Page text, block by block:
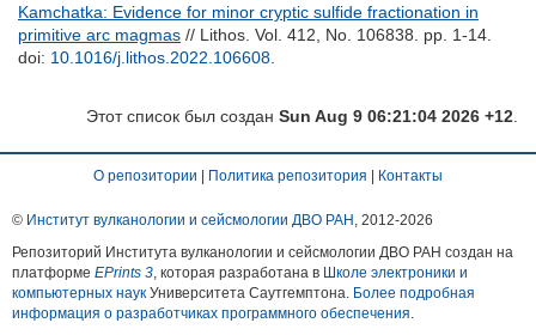
Kamchatka: Evidence for minor cryptic sulfide fractionation in
primitive arc magmas // Lithos. Vol. 412, No. 106838. pp. 1-14.
doi: 10.1016/j.lithos.2022.106608
Этот список был создан Sun Aug 9 06:21:04 2026 +12
О репозитории Политика репозитория Контакты
© Институт вулканологии и сейсмологии ДВО РАН , 2012-2026
Репозиторий Института вулканологии и сейсмологии ДВО РАН создан на
платформе EPrints 3, которая разработана в Школе электроники и
компьютерных наук Университета Саутгемптона. Более подробная
информация о разработчиках программного обеспечения.